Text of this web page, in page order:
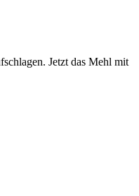
Jetzt das Mehl mit